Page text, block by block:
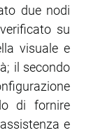
due nodi
su
visuale e
il secondo
di fornire
e